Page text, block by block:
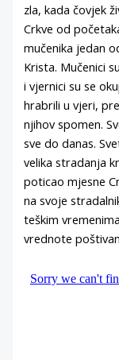
zla, kada čovjek
Crkve od
mučenika jedan
Krista. Mučenici
i vjernici su se
hrabrili u vjeri,
njihov spomen.
sve do danas.
velika stradanja
poticao mjesne
na svoje
teškim
vrednote